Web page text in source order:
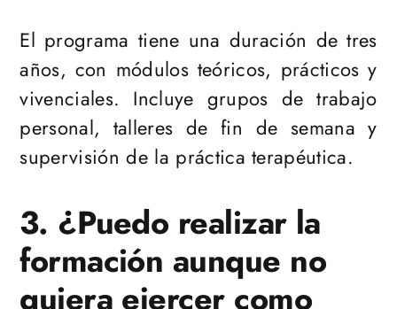
El programa tiene una duración de tres
años, con módulos teóricos, prácticos y
vivenciales. Incluye grupos de trabajo
personal, talleres de fin de semana y
supervisión de la práctica terapéutica.
3. ¿Puedo realizar la
formación aunque no
quiera ejercer como